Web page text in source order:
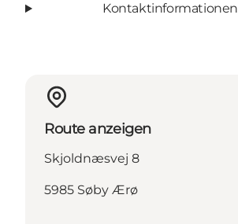
Kontaktinformationen
Route anzeigen
Skjoldnæsvej 8
5985 Søby Ærø